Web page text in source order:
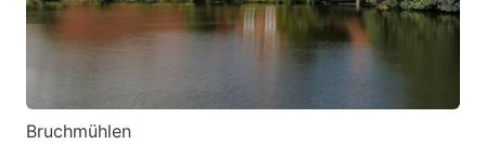
Bruchmühlen